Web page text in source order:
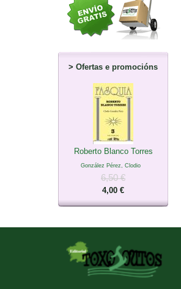
> Ofertas e promocións
Roberto Blanco Torres
González Pérez, Clodio
6,50 €
4,00 €